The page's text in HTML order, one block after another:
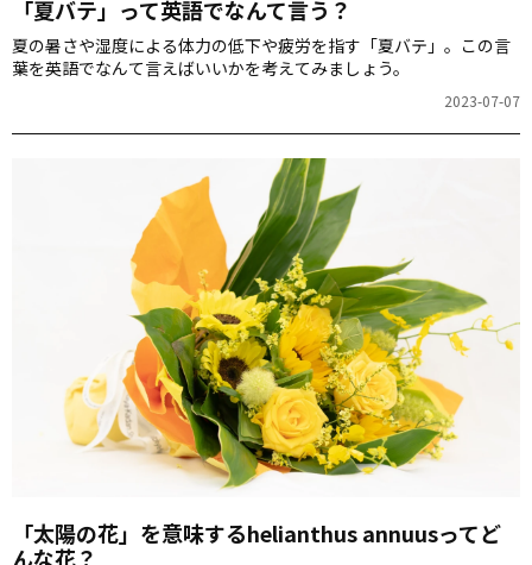
「夏バテ」って英語でなんて言う？
夏の暑さや湿度による体力の低下や疲労を指す「夏バテ」。この言
葉を英語でなんて言えばいいかを考えてみましょう。
2023-07-07
「太陽の花」を意味するhelianthus annuusってど
んな花？